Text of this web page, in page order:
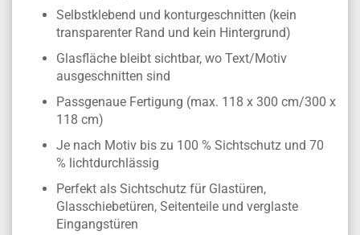
Selbstklebend und konturgeschnitten (kein
transparenter Rand und kein Hintergrund)
Glasfläche bleibt sichtbar, wo Text/Motiv
ausgeschnitten sind
Passgenaue Fertigung (max. 118 x 300 cm/300 x
118 cm)
Je nach Motiv bis zu 100 % Sichtschutz und 70
% lichtdurchlässig
Perfekt als Sichtschutz für Glastüren,
Glasschiebetüren, Seitenteile und verglaste
Eingangstüren